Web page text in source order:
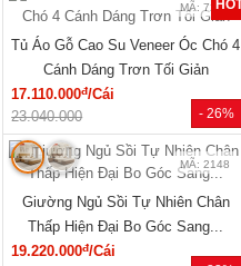
- 25%
Mẫu Sofa Phòng Khách Gỗ Sồi Mỹ
Tựa Nan Hiện Đại Mới Giá Rẻ
NỘI THẤT PHÒNG NGỦ
🔥 Mẫu bán chạy